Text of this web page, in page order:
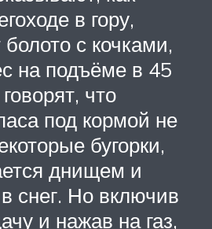
в гору,
с кочками,
на подъёме в 45
что
под кормой не
бугорки,
днищем и
снег. Но включив
и нажав на газ,